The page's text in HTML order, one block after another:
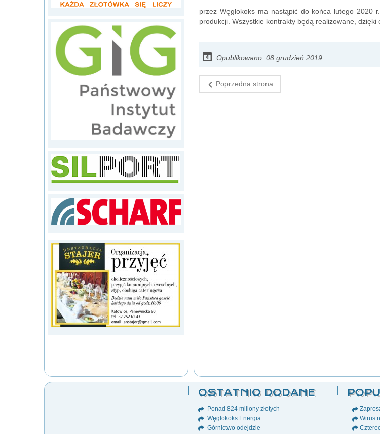
przez Węglokoks ma nastąpić do końca lutego 2020
produkcji. Wszystkie kontrakty będą realizowane,
Opublikowano: 08 grudzień 2019
Poprzedna strona
OSTATNIO DODANE
Ponad 824 miliony złotych
Węglokoks Energia
Górnictwo odejdzie
Wirus